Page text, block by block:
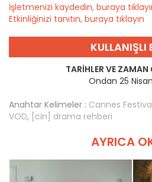
İşletmenizi kaydedin, buraya
Etkinliğinizi tanıtın, buraya tıklayın
KULLANIŞLI
TARIHLER VE ZAMAN
Ondan 25
Anahtar Kelimeler : Cannes
VOD, [cin] drama rehberi
AYRICA